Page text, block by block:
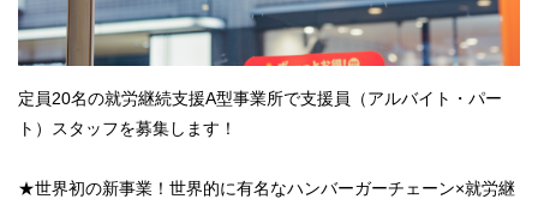
定員20名の就労継続支援A型事業所で支援員（アルバイト・パー
ト）スタッフを募集します！
★世界初の新事業！世界的に有名なハンバーガーチェーン×就労継